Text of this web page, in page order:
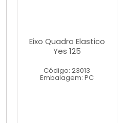
Eixo Quadro Elastico
Yes 125
Código: 23013
Embalagem: PC